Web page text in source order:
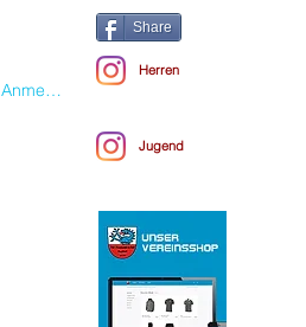
Anmelden
Share
Herren
Jugend